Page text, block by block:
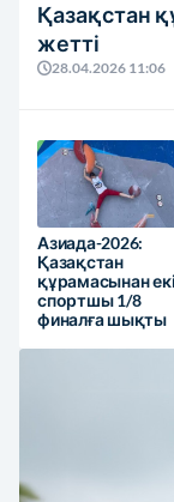
Қазақстан
жетті
28.04.2026 11:06
Азиада-2026:
Қазақстан
құрамасынан екі
спортшы 1/8
финалға шықты